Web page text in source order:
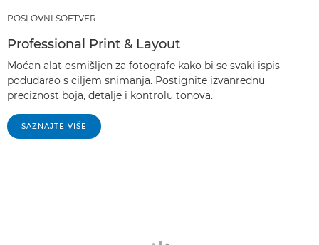
POSLOVNI SOFTVER
Professional Print & Layout
Moćan alat osmišljen za fotografe kako bi se svaki ispis
podudarao s ciljem snimanja. Postignite izvanrednu
preciznost boja, detalje i kontrolu tonova.
SAZNAJTE VIŠE